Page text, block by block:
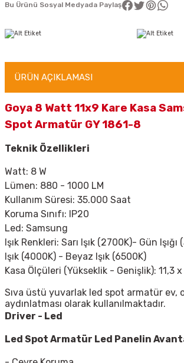
Bu Ürünü Sosyal Medyada Paylaş
ÜRÜN AÇIKLAMASI
Goya 8 Watt 11x9 Kare Kasa
Spot Armatür GY 1861-8
Teknik Özellikleri
Watt: 8 W
Lümen: 880 - 1000 LM
Kullanım Süresi: 35.000 Saat
Koruma Sınıfı: IP20
Led: Samsung
Işık Renkleri: Sarı Işık (2700K)- Gün
Işık (4000K) - Beyaz Işık (6500K)
Kasa Ölçüleri (Yükseklik - Genişlik): 11,3
Sıva üstü yuvarlak led spot armatür ev,
aydınlatması olarak kullanılmaktadır.
Driver - Led
Led Spot Armatür Led Panelin